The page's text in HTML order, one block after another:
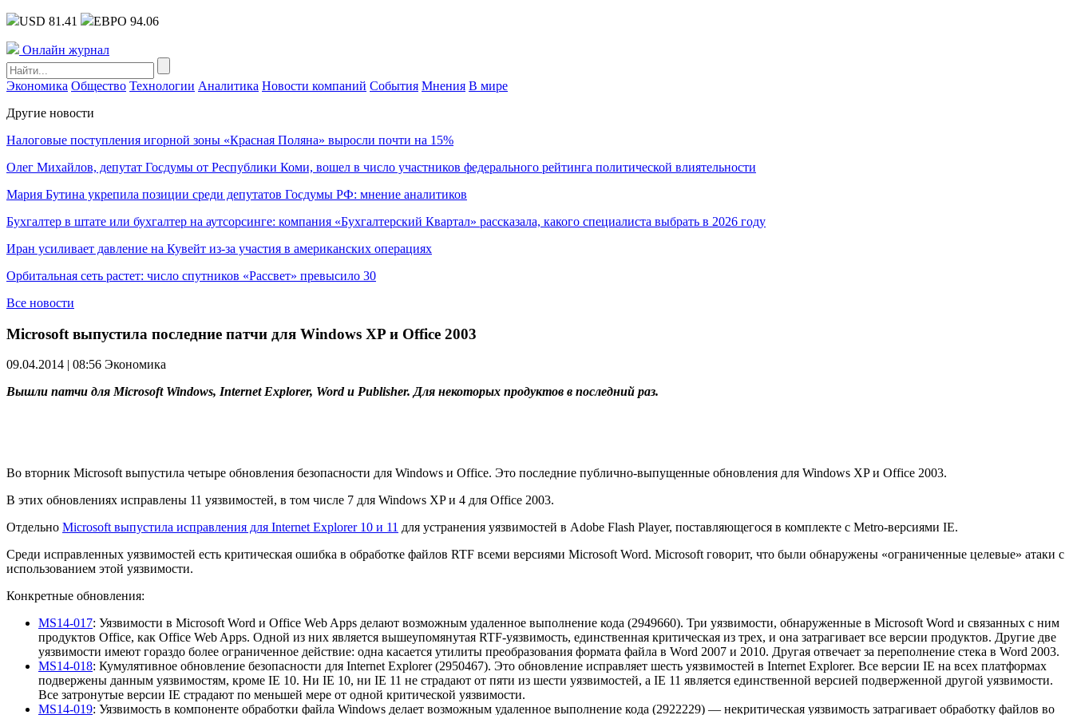
USD 81.41 ЕВРО 94.06
Онлайн журнал
Экономика Общество Технологии Аналитика Новости компаний События Мнения В мире
Другие новости
Налоговые поступления игорной зоны «Красная Поляна» выросли почти на 15%
Олег Михайлов, депутат Госдумы от Республики Коми, вошел в число участников федерального рейтинга политической влиятельности
Мария Бутина укрепила позиции среди депутатов Госдумы РФ: мнение аналитиков
Бухгалтер в штате или бухгалтер на аутсорсинге: компания «Бухгалтерский Квартал» рассказала, какого специалиста выбрать в 2026 году
Иран усиливает давление на Кувейт из-за участия в американских операциях
Орбитальная сеть растет: число спутников «Рассвет» превысило 30
Все новости
Microsoft выпустила последние патчи для Windows XP и Office 2003
09.04.2014 | 08:56 Экономика
Вышли патчи для Microsoft Windows, Internet Explorer, Word и Publisher. Для некоторых продуктов в последний раз.
Во вторник Microsoft выпустила четыре обновления безопасности для Windows и Office. Это последние публично-выпущенные обновления для Windows XP и Office 2003.
В этих обновлениях исправлены 11 уязвимостей, в том числе 7 для Windows XP и 4 для Office 2003.
Отдельно Microsoft выпустила исправления для Internet Explorer 10 и 11 для устранения уязвимостей в Adobe Flash Player, поставляющегося в комплекте с Metro-версиями IE.
Среди исправленных уязвимостей есть критическая ошибка в обработке файлов RTF всеми версиями Microsoft Word. Microsoft говорит, что были обнаружены «ограниченные целевые» атаки с
использованием этой уязвимости.
Конкретные обновления:
MS14-017: Уязвимости в Microsoft Word и Office Web Apps делают возможным удаленное выполнение кода (2949660). Три уязвимости, обнаруженные в Microsoft Word и связанных с ним
продуктов Office, как Office Web Apps. Одной из них является вышеупомянутая RTF-уязвимость, единственная критическая из трех, и она затрагивает все версии продуктов. Другие две
уязвимости имеют гораздо более ограниченное действие: одна касается утилиты преобразования формата файла в Word 2007 и 2010. Другая отвечает за переполнение стека в Word 2003.
MS14-018: Кумулятивное обновление безопасности для Internet Explorer (2950467). Это обновление исправляет шесть уязвимостей в Internet Explorer. Все версии IE на всех платформах
подвержены данным уязвимостям, кроме IE 10. Ни IE 10, ни IE 11 не страдают от пяти из шести уязвимостей, а IE 11 является единственной версией подверженной другой уязвимости.
Все затронутые версии IE страдают по меньшей мере от одной критической уязвимости.
MS14-019: Уязвимость в компоненте обработки файла Windows делает возможным удаленное выполнение кода (2922229) — некритическая уязвимость затрагивает обработку файлов во